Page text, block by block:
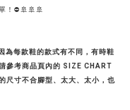
！⛔🚢🚢🚢
為每款鞋的款式有不同，有時鞋
參考商品頁內的 SIZE CHART
尺寸不合腳型、太大、太小，也